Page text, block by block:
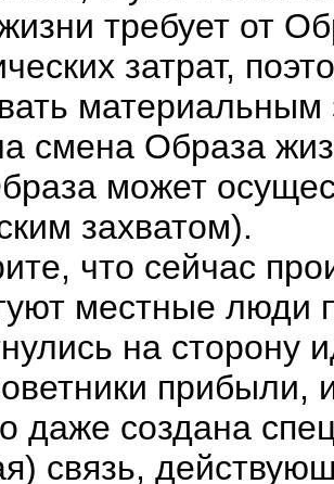
требует от
затрат,
смена Образа
может
захватом).
что сейчас
местные люди
на сторону
прибыли,
даже создана
связь,